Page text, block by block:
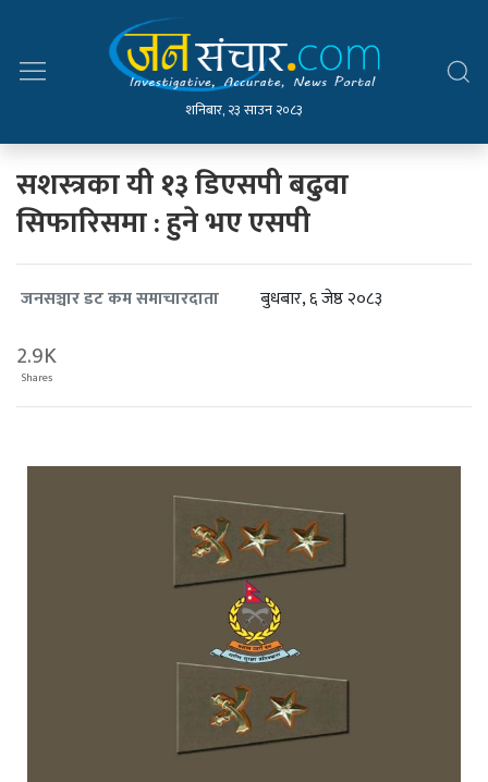
शनिबार, २३ साउन २०८३
सशस्त्रका यी १३ डिएसपी बढुवा
सिफारिसमा : हुने भए एसपी
जनसञ्चार डट कम समाचारदाता बुधबार, ६ जेष्ठ २०८३
2.9K
Shares